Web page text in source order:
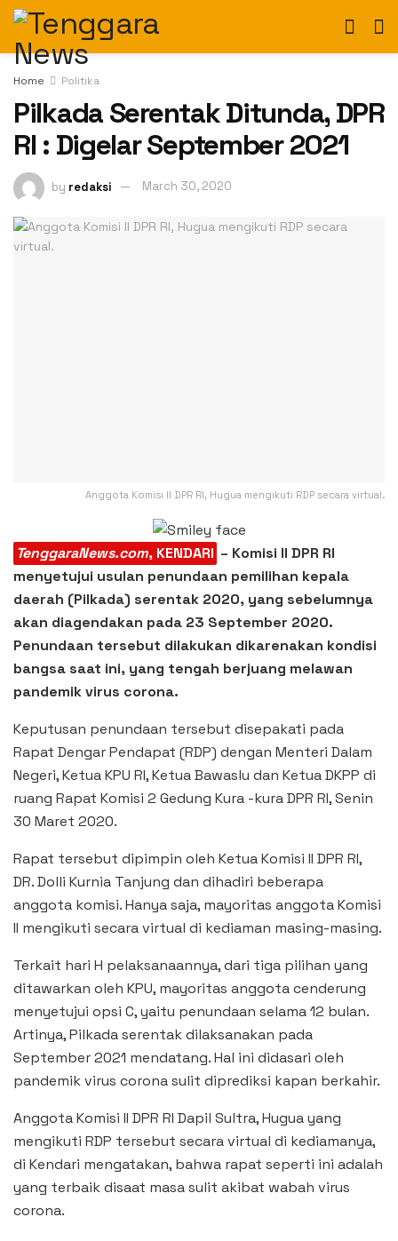
Home Politika
Pilkada Serentak Ditunda, DPR
RI : Digelar September 2021
by redaksi March 30, 2020
Anggota Komisi II DPR RI, Hugua mengikuti RDP secara virtual.
TenggaraNews.com, KENDARI – Komisi II DPR RI
menyetujui usulan penundaan pemilihan kepala
daerah (Pilkada) serentak 2020, yang sebelumnya
akan diagendakan pada 23 September 2020.
Penundaan tersebut dilakukan dikarenakan kondisi
bangsa saat ini, yang tengah berjuang melawan
pandemik virus corona.
Keputusan penundaan tersebut disepakati pada
Rapat Dengar Pendapat (RDP) dengan Menteri Dalam
Negeri, Ketua KPU RI, Ketua Bawaslu dan Ketua DKPP di
ruang Rapat Komisi 2 Gedung Kura -kura DPR RI, Senin
30 Maret 2020.
Rapat tersebut dipimpin oleh Ketua Komisi II DPR RI,
DR. Dolli Kurnia Tanjung dan dihadiri beberapa
anggota komisi. Hanya saja, mayoritas anggota Komisi
II mengikuti secara virtual di kediaman masing-masing.
Terkait hari H pelaksanaannya, dari tiga pilihan yang
ditawarkan oleh KPU, mayoritas anggota cenderung
menyetujui opsi C, yaitu penundaan selama 12 bulan.
Artinya, Pilkada serentak dilaksanakan pada
September 2021 mendatang. Hal ini didasari oleh
pandemik virus corona sulit diprediksi kapan berkahir.
Anggota Komisi II DPR RI Dapil Sultra, Hugua yang
mengikuti RDP tersebut secara virtual di kediamanya,
di Kendari mengatakan, bahwa rapat seperti ini adalah
yang terbaik disaat masa sulit akibat wabah virus
corona.